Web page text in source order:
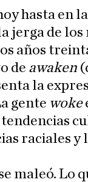
hasta en
jerga de los
años
de awaken
la
gente woke
raciales y
maleó. Lo